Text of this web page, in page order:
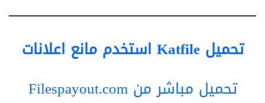
تحميل Katfile استخدم مانع اعلانات
تحميل مباشر من Filespayout.com